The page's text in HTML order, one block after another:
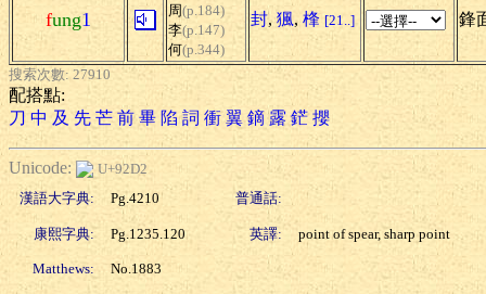
fung1
周(p.184)
李(p.147)
何(p.344)
封, 猦, 桻 [21..] 鋒
搜索次數: 27910
配搭點:
刀 中 及 先 芒 前 畢 陷 詞 衝 翼 鏑 露 鋩 攖
Unicode:
U+92D2
漢語大字典:
Pg.4210 普通話:
康熙字典: Pg.1235.120 英譯: point of spear, sharp point
Matthews: No.1883